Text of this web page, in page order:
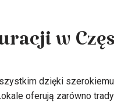
w
dzięki
oferują zarówno